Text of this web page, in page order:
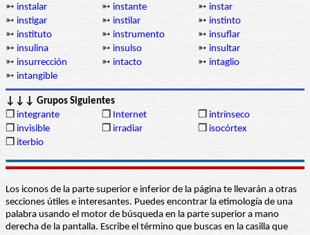
➳ instalar ➳ instante ➳ instar
➳ instigar ➳ instilar ➳ instinto
➳ instituto ➳ instrumento ➳ insuflar
➳ insulina ➳ insulso ➳ insultar
➳ insurrección ➳ intacto ➳ intaglio
➳ intangible
↓↓↓ Grupos Siguientes
❒ integrante ❒ Internet ❒ intrínseco
❒ invisible ❒ irradiar ❒ isocórtex
❒ iterbio
Los iconos de la parte superior e inferior de la página te llevarán a otras
secciones útiles e interesantes. Puedes encontrar la etimología de una
palabra usando el motor de búsqueda en la parte superior a mano
derecha de la pantalla. Escribe el término que buscas en la casilla que